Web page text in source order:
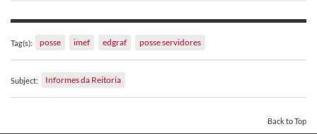
Tag(s): posse imef edgraf posse servidores
Subject: Informes da Reitoria
Back to Top